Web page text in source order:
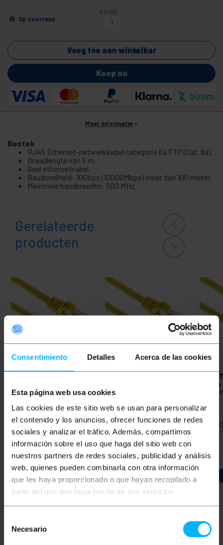
Consentimiento Detalles Acerca de las cookies
Esta página web usa cookies
Las cookies de este sitio web se usan para personalizar
el contenido y los anuncios, ofrecer funciones de redes
sociales y analizar el tráfico. Además, compartimos
información sobre el uso que haga del sitio web con
nuestros partners de redes sociales, publicidad y análisis
web, quienes pueden combinarla con otra información
que les haya proporcionado o que hayan recopilado a
partir del uso que haya hecho de sus servicios.
Necesario
Op voorraad
Aantal
Voeg toe aan winkelkar
Koop nu
Meer informatie
Bestek
RJ45 Ethernet-netwerkkabel categorie 6a FTP (Cat. 6a).
Draadlengte van 5 m.
Geel ethernetkabel.
Baudsnelheid: 10Gbps (10000Mbps) meer dan 100 meter.
Maximale bandbreedte: 500 MHz.
Gerelateerde
producten
netwerkkabel
PVP
€2,04
€2,04VAT inc.
PVD
€ 1,98
Onmiddellijke levering
REF:
Aantal
netwerkkabel
PVP
€ 3,53
€3,53VAT inc.
PVD
€3,44
Van 8 tot 9 werkdagen
REF:
Aantal
PVP
€
Keywords